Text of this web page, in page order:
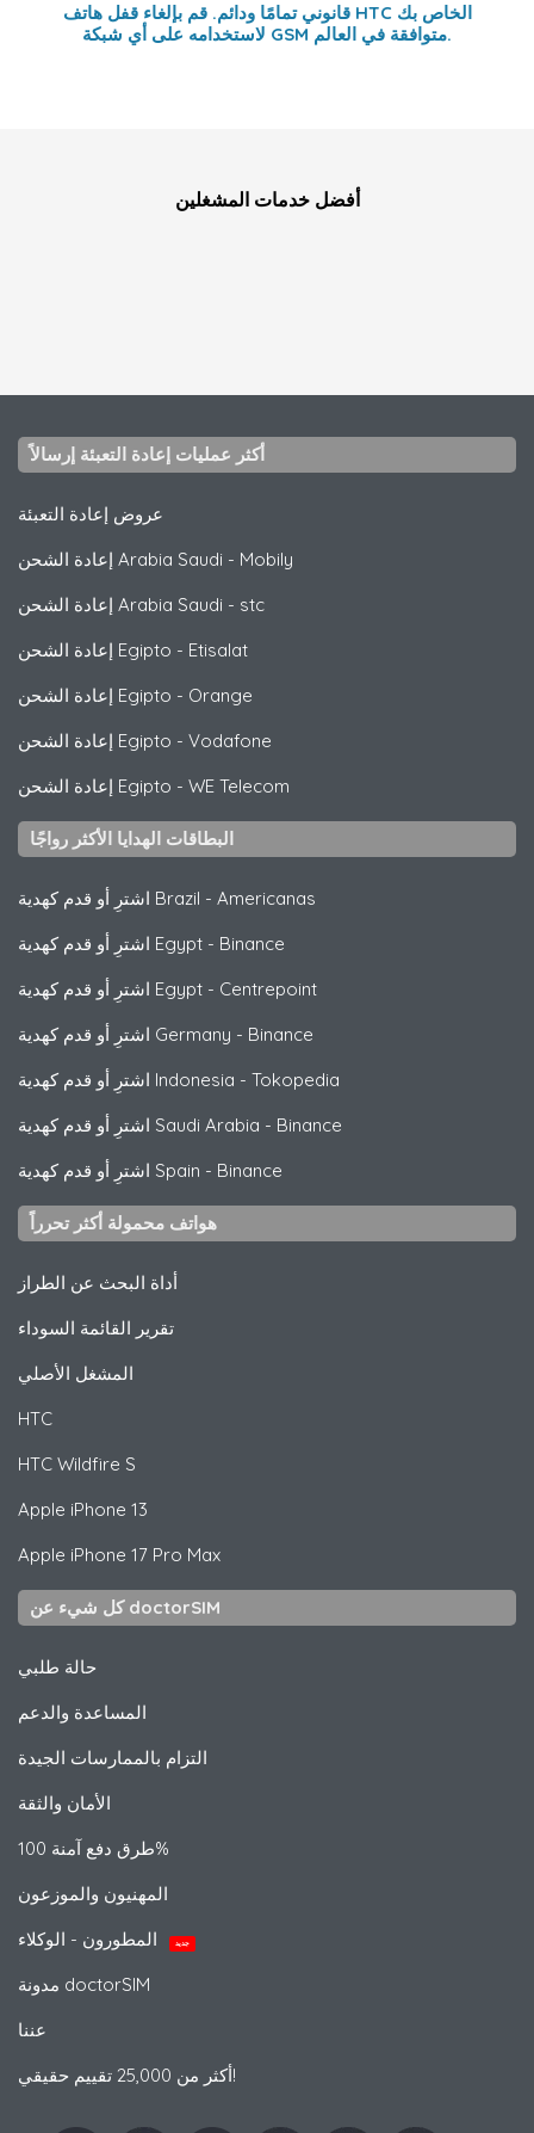
قانوني تمامًا ودائم. قم بإلغاء قفل هاتف HTC الخاص بك
لاستخدامه على أي شبكة GSM متوافقة في العالم.
أفضل خدمات المشغلين
أكثر عمليات إعادة التعبئة إرسالاً
عروض إعادة التعبئة
إعادة الشحن Arabia Saudi - Mobily
إعادة الشحن Arabia Saudi - stc
إعادة الشحن Egipto - Etisalat
إعادة الشحن Egipto - Orange
إعادة الشحن Egipto - Vodafone
إعادة الشحن Egipto - WE Telecom
البطاقات الهدايا الأكثر رواجًا
اشترِ أو قدم كهدية Brazil - Americanas
اشترِ أو قدم كهدية Egypt - Binance
اشترِ أو قدم كهدية Egypt - Centrepoint
اشترِ أو قدم كهدية Germany - Binance
اشترِ أو قدم كهدية Indonesia - Tokopedia
اشترِ أو قدم كهدية Saudi Arabia - Binance
اشترِ أو قدم كهدية Spain - Binance
هواتف محمولة أكثر تحرراً
أداة البحث عن الطراز
تقرير القائمة السوداء
المشغل الأصلي
HTC
HTC Wildfire S
Apple iPhone 13
Apple iPhone 17 Pro Max
كل شيء عن doctorSIM
حالة طلبي
المساعدة والدعم
التزام بالممارسات الجيدة
الأمان والثقة
طرق دفع آمنة 100%
المهنيون والموزعون
جديد
مدونة doctorSIM
عننا
أكثر من 25,000 تقييم حقيقي!